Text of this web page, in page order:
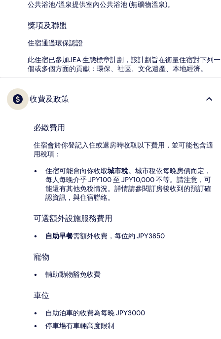
公共浴池/溫泉提供室內公共浴池 (無礦物溫泉)。
獎項及聯盟
住宿通過環保認證
此住宿已參加JEA 生態標章計劃，該計劃旨在衡量住宿對下列一
個或多個方面的貢獻：環保、社區、文化遺產、本地經濟。
收費及政策
必繳費用
住宿會於你登記入住或退房時收取以下費用，並可能包含適
用稅項：
住宿可能會向你收取城市稅。城市稅依每晚房價而定，
每人每晚介乎 JPY100 至 JPY10,000 不等。請注意，可
能還有其他免稅情況。詳情請參閱訂房後收到的預訂確
認資訊，與住宿聯絡。
可選額外設施服務費用
自助早餐需額外收費，每位約 JPY3850
寵物
輔助動物豁免收費
車位
自助泊車的收費為每晚 JPY3000
停車場有車輛高度限制